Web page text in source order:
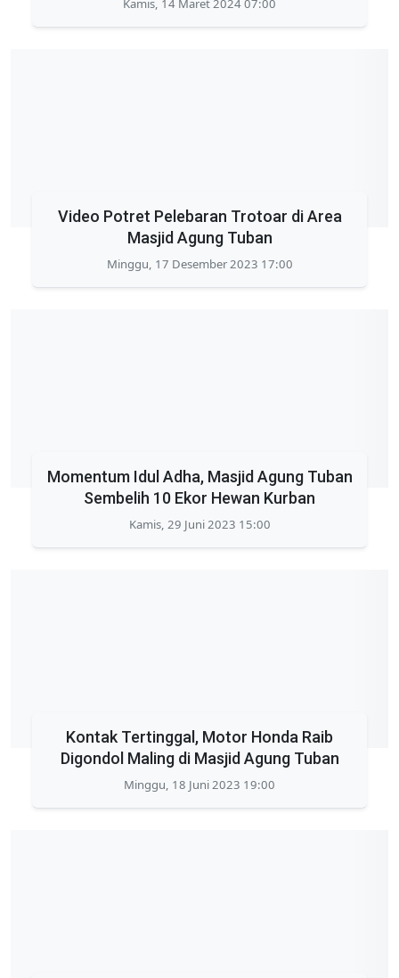
Kamis, 14 Maret 2024 07:00
Video Potret Pelebaran Trotoar di Area
Masjid Agung Tuban
Minggu, 17 Desember 2023 17:00
Momentum Idul Adha, Masjid Agung Tuban
Sembelih 10 Ekor Hewan Kurban
Kamis, 29 Juni 2023 15:00
Kontak Tertinggal, Motor Honda Raib
Digondol Maling di Masjid Agung Tuban
Minggu, 18 Juni 2023 19:00